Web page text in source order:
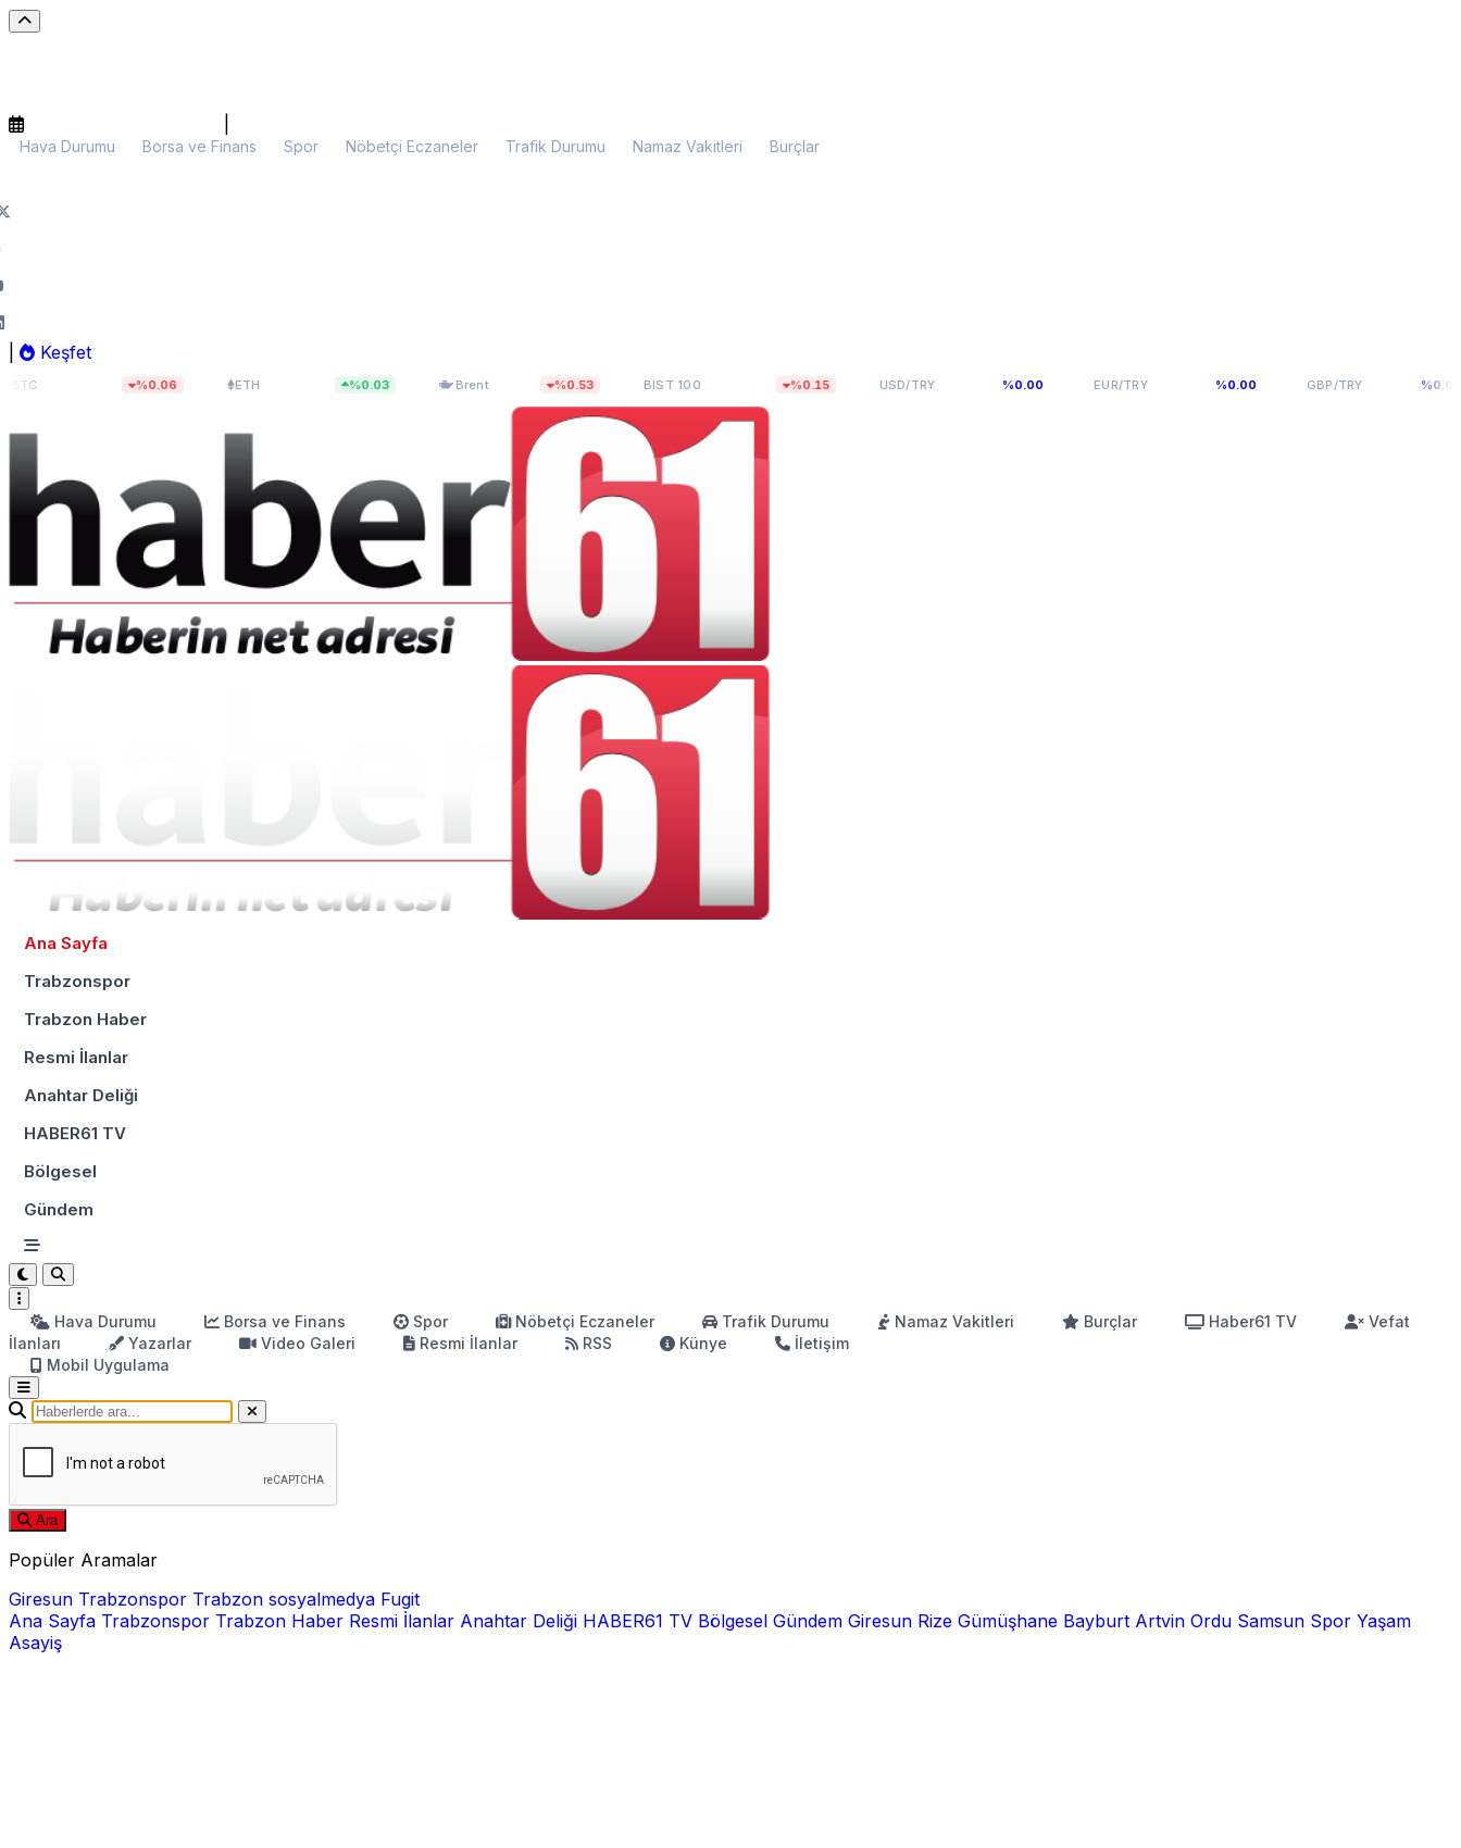
Hava Durumu Borsa ve Finans Spor Nöbetçi Eczaneler Trafik Durumu Namaz Vakitleri Burçlar
Keşfet
$1.927,91 $82,05 BIST 10013.778,07 USD/TRY47,6493 EUR/TRY54,9398 GBP/TRY64,131
Ana Sayfa
Trabzonspor
Trabzon Haber
Resmi İlanlar
Anahtar Deliği
HABER61 TV
Bölgesel
Gündem
Hava Durumu Borsa ve Finans Spor Nöbetçi Eczaneler Trafik Durumu Namaz Vakitleri Burçlar Haber61 TV
Vefat
İlanları
Yazarlar Video Galeri Resmi İlanlar RSS Künye
İletişim
Mobil Uygulama
Ara
Popüler Aramalar
Giresun Trabzonspor Trabzon sosyalmedya Fugit
Ana Sayfa Trabzonspor Trabzon Haber Resmi İlanlar Anahtar Deliği HABER61 TV Bölgesel Gündem Giresun Rize Gümüşhane Bayburt Artvin Ordu Samsun Spor Yaşam
Asayiş